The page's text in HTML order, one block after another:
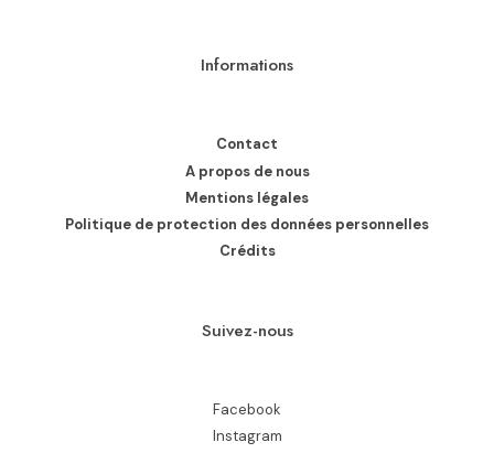
Informations
Contact
A propos de nous
Mentions légales
Politique de protection des données personnelles
Crédits
Suivez-nous
Facebook
Instagram